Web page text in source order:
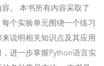
。 本书所有内容采取了
个实验单元围绕一个练习
说明相关知识点及其应用
进一步掌握Python语言实